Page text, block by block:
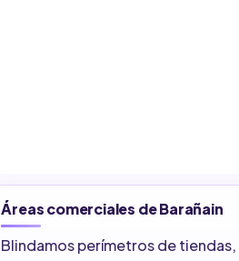
Áreas comerciales de Barañain
Blindamos perímetros de tiendas,